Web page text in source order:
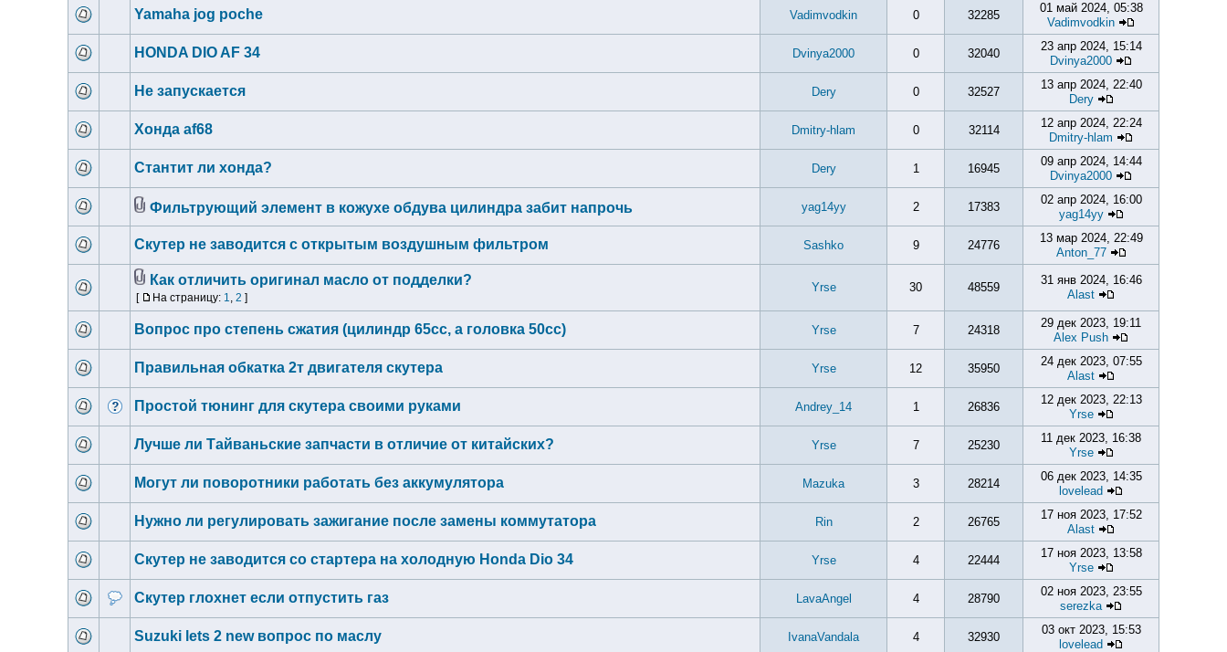
Yamaha jog poche Vadimvodkin 0 32285
01 май 2024, 05:38
Vadimvodkin
HONDA DIO AF 34 Dvinya2000 0 32040
23 апр 2024, 15:14
Dvinya2000
Не запускается Dery 0 32527
13 апр 2024, 22:40
Dery
Хонда af68 Dmitry-hlam 0 32114
12 апр 2024, 22:24
Dmitry-hlam
Стантит ли хонда? Dery 1 16945
09 апр 2024, 14:44
Dvinya2000
Фильтрующий элемент в кожухе обдува цилиндра забит напрочь yag14yy 2 17383
02 апр 2024, 16:00
yag14yy
Скутер не заводится с открытым воздушным фильтром Sashko 9 24776
13 мар 2024, 22:49
Anton_77
Как отличить оригинал масло от подделки?
[ На страницу: 1, 2 ]
Yrse 30 48559
31 янв 2024, 16:46
Alast
Вопрос про степень сжатия (цилиндр 65сс, а головка 50сс) Yrse 7 24318
29 дек 2023, 19:11
Alex Push
Правильная обкатка 2т двигателя скутера Yrse 12 35950
24 дек 2023, 07:55
Alast
Простой тюнинг для скутера своими руками Andrey_14 1 26836
12 дек 2023, 22:13
Yrse
Лучше ли Тайваньские запчасти в отличие от китайских? Yrse 7 25230
11 дек 2023, 16:38
Yrse
Могут ли поворотники работать без аккумулятора Mazuka 3 28214
06 дек 2023, 14:35
lovelead
Нужно ли регулировать зажигание после замены коммутатора Rin 2 26765
17 ноя 2023, 17:52
Alast
Скутер не заводится со стартера на холодную Honda Dio 34 Yrse 4 22444
17 ноя 2023, 13:58
Yrse
Скутер глохнет если отпустить газ LavaAngel 4 28790
02 ноя 2023, 23:55
serezka
Suzuki lets 2 new вопрос по маслу IvanaVandala 4 32930
03 окт 2023, 15:53
lovelead